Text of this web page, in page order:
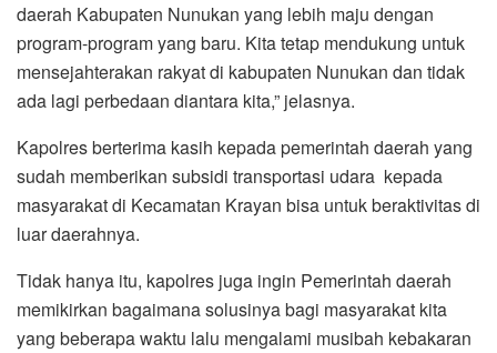
daerah Kabupaten Nunukan yang lebih maju dengan
program-program yang baru. Kita tetap mendukung untuk
mensejahterakan rakyat di kabupaten Nunukan dan tidak
ada lagi perbedaan diantara kita,” jelasnya.
Kapolres berterima kasih kepada pemerintah daerah yang
sudah memberikan subsidi transportasi udara kepada
masyarakat di Kecamatan Krayan bisa untuk beraktivitas di
luar daerahnya.
Tidak hanya itu, kapolres juga ingin Pemerintah daerah
memikirkan bagaimana solusinya bagi masyarakat kita
yang beberapa waktu lalu mengalami musibah kebakaran